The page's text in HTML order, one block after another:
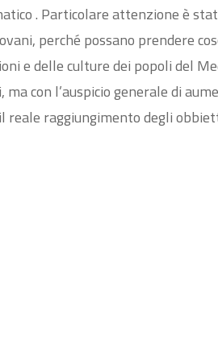
. Particolare attenzione è
perché possano prendere
e delle culture dei popoli del
con l’auspicio generale di
raggiungimento degli